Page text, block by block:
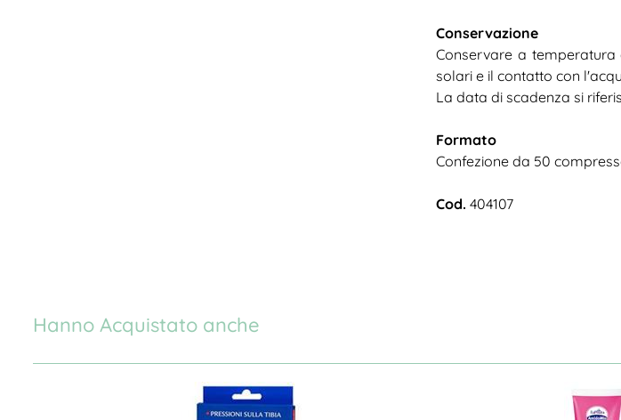
Conservazione
Conservare a temperatura
solari e il contatto con
La data di scadenza si
Formato
Confezione da 50
Cod. 404107
Hanno Acquistato anche